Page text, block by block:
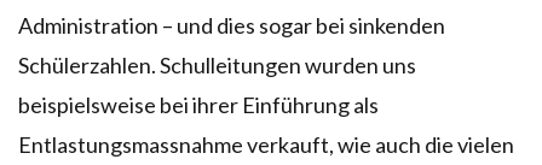
Administration – und dies sogar bei sinkenden
Schülerzahlen. Schulleitungen wurden uns
beispielsweise bei ihrer Einführung als
Entlastungsmassnahme verkauft, wie auch die vielen